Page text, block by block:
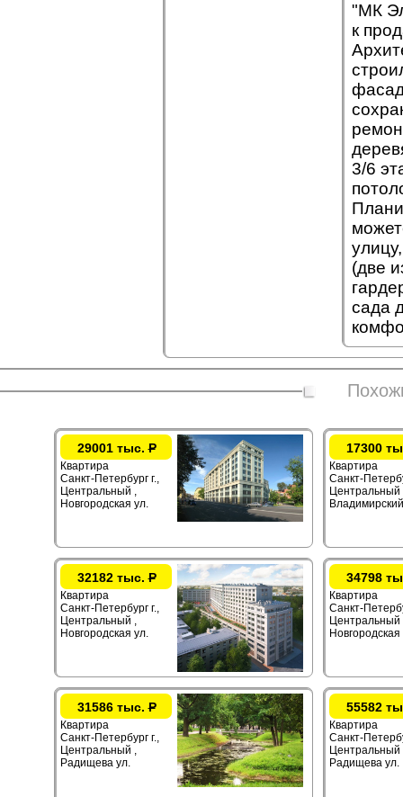
"МК
к
3/6
(две
сада
29001 тыс.Р
Квартира
Санкт-Петербург г.,
Центральный ,
Новгородская ул.
17300
Квартира
Санкт-
Центральный
32182 тыс.Р
Квартира
Санкт-Петербург г.,
Центральный ,
Новгородская ул.
34798
Квартира
Санкт-
Центральный
Новгородская
31586 тыс.Р
Квартира
Санкт-Петербург г.,
Центральный ,
Радищева ул.
55582
Квартира
Санкт-
Центральный
Радищева ул.